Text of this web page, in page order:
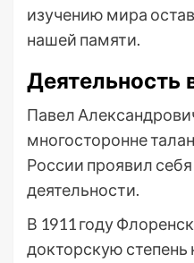
изучению мира
нашей памяти.
Деятельность
Павел
многосторонне
России проявил
деятельности.
В 1911 году
докторскую